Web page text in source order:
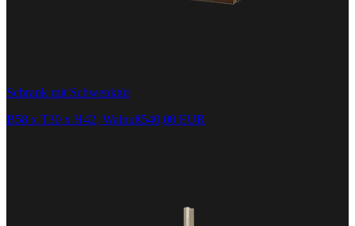
Schrank mit Schwenktür
B58 x T30 x H42, Walnuß540,00 EUR